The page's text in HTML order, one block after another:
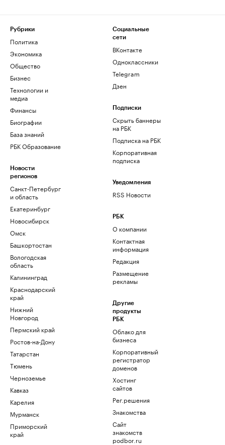
Рубрики
Политика
Экономика
Общество
Бизнес
Технологии и
медиа
Финансы
Биографии
База знаний
РБК Образование
Новости
регионов
Санкт-Петербург
и область
Екатеринбург
Новосибирск
Омск
Башкортостан
Вологодская
область
Калининград
Краснодарский
край
Нижний
Новгород
Пермский край
Ростов-на-Дону
Татарстан
Тюмень
Черноземье
Кавказ
Карелия
Мурманск
Приморский
край
Социальные
сети
ВКонтакте
Одноклассники
Telegram
Дзен
Подписки
Скрыть баннеры
на РБК
Подписка на РБК
Корпоративная
подписка
Уведомления
RSS Новости
РБК
О компании
Контактная
информация
Редакция
Размещение
рекламы
Другие
продукты
РБК
Облако для
бизнеса
Корпоративный
регистратор
доменов
Хостинг
сайтов
Рег.решения
Знакомства
Сайт
знакомств
podbor.ru